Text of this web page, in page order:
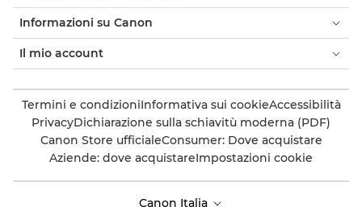
Informazioni su Canon
Il mio account
Termini e condizioniInformativa sui cookieAccessibilità
PrivacyDichiarazione sulla schiavitù moderna (PDF)
Canon Store ufficialeConsumer: Dove acquistare
Aziende: dove acquistareImpostazioni cookie
Canon Italia